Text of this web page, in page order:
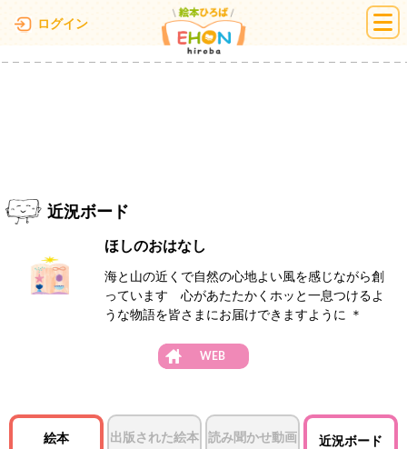
ログイン 絵本ひろば
近況ボード
ほしのおはなし
海と山の近くで自然の心地よい風を感じながら創
っています 心があたたかくホッと一息つけるよ
うな物語を皆さまにお届けできますように ＊
WEB
絵本 出版された絵本 読み聞かせ動画 近況ボード